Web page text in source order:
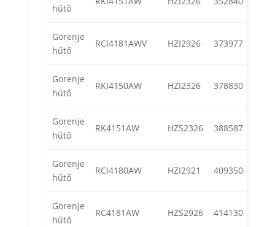
hűtő
Gorenje
hűtő
RCI4181AWV HZI2926 373977
Gorenje
hűtő
RKI4150AW HZI2326 378830
Gorenje
hűtő
RK4151AW HZS2326 388587
Gorenje
hűtő
RCI4180AW HZI2921 409350
Gorenje
hűtő
RC4181AW HZS2926 414130